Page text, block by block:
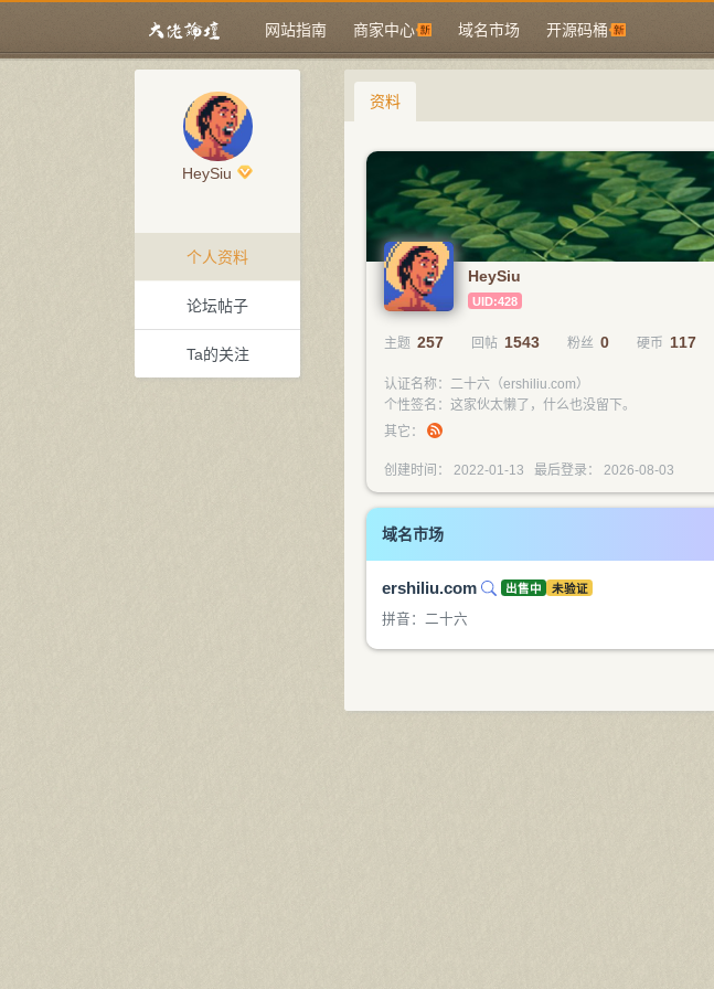
网站指南 商家中心 域名市场 开源码桶
HeySiu
个人资料
论坛帖子
Ta的关注
资料
HeySiu
UID:428
主题 257 回帖 1543 粉丝 0 硬币 117
认证名称：二十六（ershiliu.com）
个性签名：这家伙太懒了，什么也没留下。
其它：
创建时间： 2022-01-13 最后登录： 2026-08-03
域名市场
ershiliu.com 出售中 未验证
拼音：二十六